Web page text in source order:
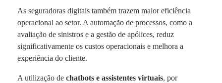
As seguradoras digitais também trazem maior eficiência
operacional ao setor. A automação de processos, como a
avaliação de sinistros e a gestão de apólices, reduz
significativamente os custos operacionais e melhora a
experiência do cliente.
A utilização de chatbots e assistentes virtuais, por